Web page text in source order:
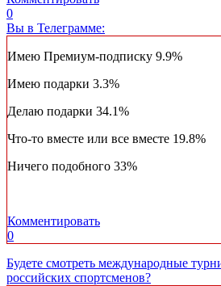
0
Вы в Телеграмме:
Имею Премиум-подписку 9.9%
Имею подарки 3.3%
Делаю подарки 34.1%
Что-то вместе или все вместе 19.8%
Ничего подобного 33%
Комментировать
0
Будете смотреть международные
российских спортсменов?